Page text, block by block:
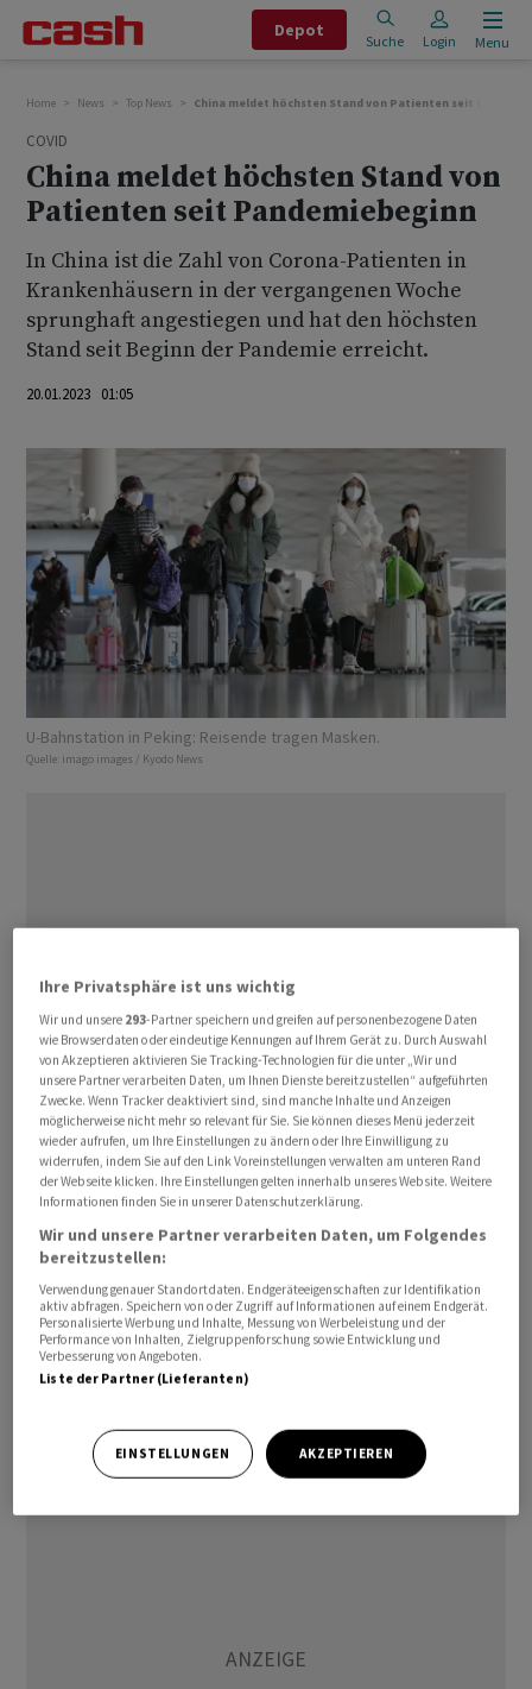
Depot
Suche Login Menu
Home News Top News China meldet höchsten Stand von Patienten seit
COVID
China meldet höchsten Stand von
Patienten seit Pandemiebeginn
In China ist die Zahl von Corona-Patienten in
Krankenhäusern in der vergangenen Woche
sprunghaft angestiegen und hat den höchsten
Stand seit Beginn der Pandemie erreicht.
20.01.2023 01:05
U-Bahnstation in Peking: Reisende tragen Masken.
Quelle: imago images / Kyodo News
Dies geht aus dem Wochenbericht der
Weltgesundheitsorganisation (WHO) hervor. Laut dem
Bericht, der sich auf die von Peking übermittelten
Daten stützt, stieg die Zahl im Vergleich zur Vorwoche
um 70 Prozent auf 63'307 Patientinnen und Patienten.
Dies ist die höchste wöchentliche Zahl, die China seit
dem ersten Auftreten des Coronavirus vor mehr als drei
(Reuters)
Ihre Privatsphäre ist uns wichtig
Wir und unsere 293-Partner speichern und greifen auf personenbezogene Daten
wie Browserdaten oder eindeutige Kennungen auf Ihrem Gerät zu. Durch Auswahl
von Akzeptieren aktivieren Sie Tracking-Technologien für die unter „Wir und
unsere Partner verarbeiten Daten, um Ihnen Dienste bereitzustellen“ aufgeführten
Zwecke. Wenn Tracker deaktiviert sind, sind manche Inhalte und Anzeigen
möglicherweise nicht mehr so relevant für Sie. Sie können dieses Menü jederzeit
wieder aufrufen, um Ihre Einstellungen zu ändern oder Ihre Einwilligung zu
widerrufen, indem Sie auf den Link Voreinstellungen verwalten am unteren Rand
der Webseite klicken. Ihre Einstellungen gelten innerhalb unseres Website. Weitere
Informationen finden Sie in unserer Datenschutzerklärung.
Wir und unsere Partner verarbeiten Daten, um Folgendes
bereitzustellen:
Verwendung genauer Standortdaten. Endgeräteeigenschaften zur Identifikation
aktiv abfragen. Speichern von oder Zugriff auf Informationen auf einem Endgerät.
Personalisierte Werbung und Inhalte, Messung von Werbeleistung und der
Performance von Inhalten, Zielgruppenforschung sowie Entwicklung und
Verbesserung von Angeboten.
Liste der Partner (Lieferanten)
EINSTELLUNGEN AKZEPTIEREN